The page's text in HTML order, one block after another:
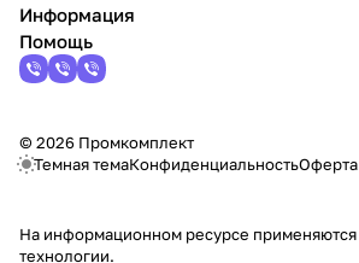
Информация
Помощь
© 2026 Промкомплект
Темная темаКонфиденциальностьОферта
На информационном ресурсе применяются
технологии.